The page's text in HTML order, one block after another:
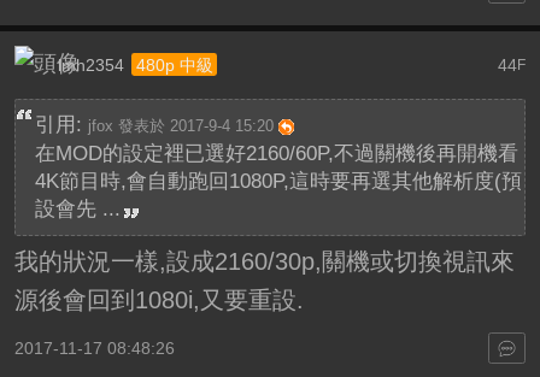
44F
lmh2354 480p 中級
引用: jfox 發表於 2017-9-4 15:20
在MOD的設定裡已選好2160/60P,不過關機後再開機看
4K節目時,會自動跑回1080P,這時要再選其他解析度(預
設會先 ...
我的狀況一樣,設成2160/30p,關機或切換視訊來
源後會回到1080i,又要重設.
2017-11-17 08:48:26